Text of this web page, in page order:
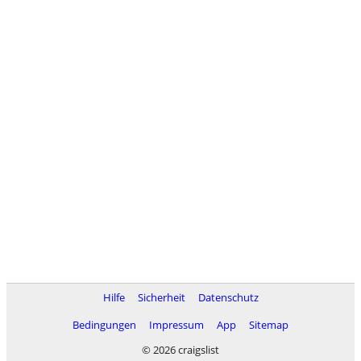
Hilfe Sicherheit
Datenschutz
Bedingungen
Impressum App
Sitemap
© 2026 craigslist